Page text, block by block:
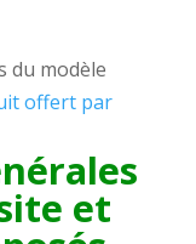
du modèle
offert par
et